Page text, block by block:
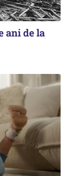
ani de la